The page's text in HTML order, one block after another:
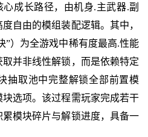
成长路径，由机身.主武器.副
自由的模组装配逻辑。其中，
”）为全游戏中稀有度最高.性能
并非线性解锁，而是依赖特定
抽取池中完整解锁全部前置模
选项。该过程需玩家完成若干
模块碎片与解锁进度，具备一